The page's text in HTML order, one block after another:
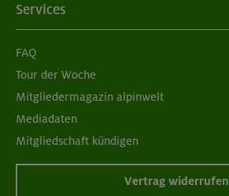
Services
FAQ
Tour der Woche
Mitgliedermagazin alpinwelt
Mediadaten
Mitgliedschaft kündigen
Vertrag widerrufen